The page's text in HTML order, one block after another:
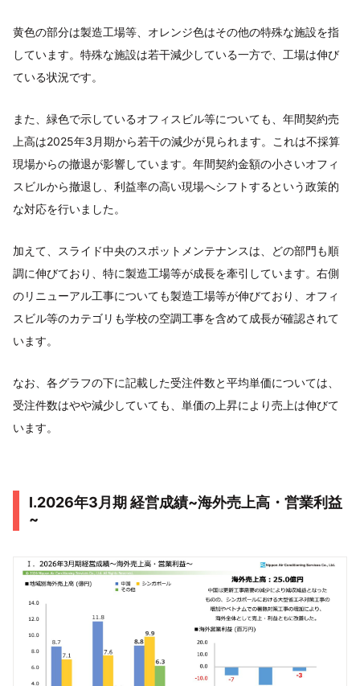
黄色の部分は製造工場等、オレンジ色はその他の特殊な施設を指
しています。特殊な施設は若干減少している一方で、工場は伸び
ている状況です。
また、緑色で示しているオフィスビル等についても、年間契約売
上高は2025年3月期から若干の減少が見られます。これは不採算
現場からの撤退が影響しています。年間契約金額の小さいオフィ
スビルから撤退し、利益率の高い現場へシフトするという政策的
な対応を行いました。
加えて、スライド中央のスポットメンテナンスは、どの部門も順
調に伸びており、特に製造工場等が成長を牽引しています。右側
のリニューアル工事についても製造工場等が伸びており、オフィ
スビル等のカテゴリも学校の空調工事を含めて成長が確認されて
います。
なお、各グラフの下に記載した受注件数と平均単価については、
受注件数はやや減少していても、単価の上昇により売上は伸びて
います。
I.2026年3月期 経営成績~海外売上高・営業利益
~